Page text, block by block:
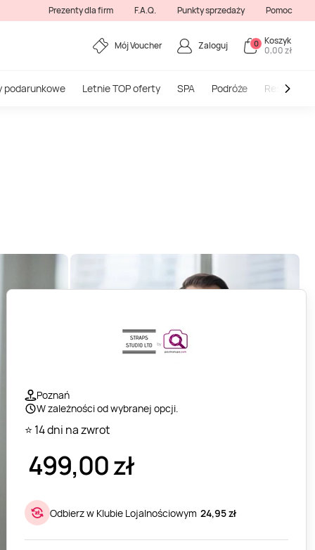
Prezenty dla firm F.A.Q. Punkty sprzedaży Pomoc
Mój Voucher Zaloguj 0 Koszyk
0,00 zł
podarunkowe Letnie TOP oferty SPA Podróże
Poznań
W zależności od wybranej opcji.
⭐ 14 dni na zwrot
499,00zł
Odbierz w Klubie Lojalnościowym 24,95 zł